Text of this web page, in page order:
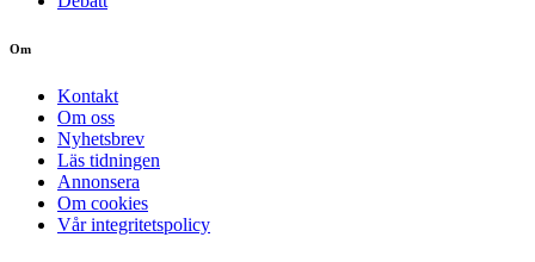
Om
Kontakt
Om oss
Nyhetsbrev
Läs tidningen
Annonsera
Om cookies
Vår integritetspolicy